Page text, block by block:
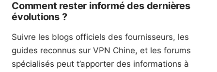
Comment rester informé des dernières
évolutions ?
Suivre les blogs officiels des fournisseurs, les
guides reconnus sur VPN Chine, et les forums
spécialisés peut t’apporter des informations à